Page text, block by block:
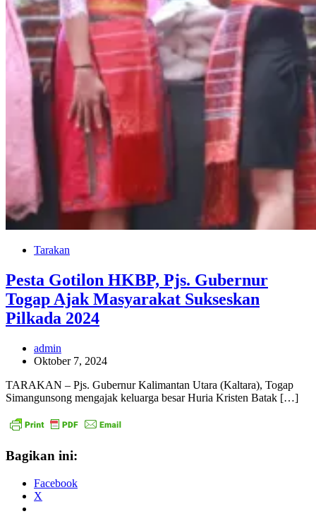
Tarakan
Pesta Gotilon HKBP, Pjs. Gubernur
Togap Ajak Masyarakat Sukseskan
Pilkada 2024
admin
Oktober 7, 2024
TARAKAN – Pjs. Gubernur Kalimantan Utara (Kaltara), Togap
Simangunsong mengajak keluarga besar Huria Kristen Batak […]
Bagikan ini:
Facebook
X